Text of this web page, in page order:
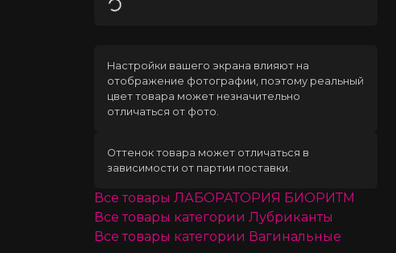
Загрузка
Настройки вашего экрана влияют на
отображение фотографии, поэтому реальный
цвет товара может незначительно
отличаться от фото.
Оттенок товара может отличаться в
зависимости от партии поставки.
Все товары ЛАБОРАТОРИЯ БИОРИТМ
Все товары категории Лубриканты
Все товары категории Вагинальные